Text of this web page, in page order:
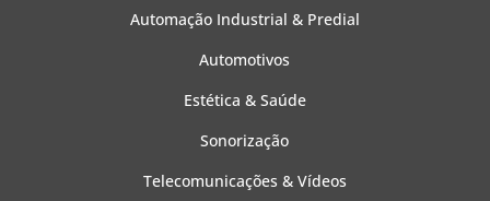
Automação Industrial & Predial
Automotivos
Estética & Saúde
Sonorização
Telecomunicações & Vídeos